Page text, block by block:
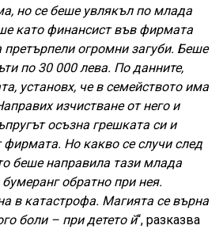
но се беше увлякъл по млада
като финансист във фирмата
огромни загуби. Беше
по 30 000 лева. По данните,
установх, че в семейството има
изчистване от него и
осъзна грешката си и
фирмата. Но какво се случи след
беше направила тази млада
обратно при нея.
в катастрофа. Магията се върна
боли – при детето й“, разказва